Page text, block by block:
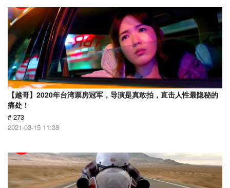
【越哥】2020年台湾票房冠军，导演是真敢拍，直击人性最隐秘的
痛处！
# 273
2021-03-15 11:38